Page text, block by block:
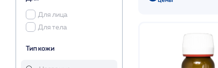
Для лица
Для тела
Тип кожи